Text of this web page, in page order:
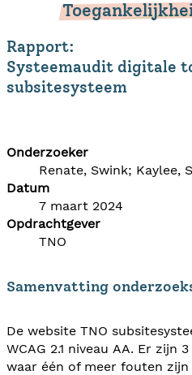
Rapport:
Systeemaudit digitale
subsitesysteem
Onderzoeker
Renate, Swink; Kaylee,
Datum
7 maart 2024
Opdrachtgever
TNO
Samenvatting
De website TNO
WCAG 2.1 niveau AA. Er zijn
waar één of meer fouten